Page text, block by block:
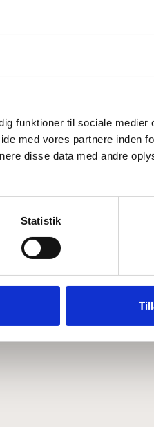
funktioner til sociale medier
med vores partnere inden
disse data med andre
Statistik
i henhold til
Analyser
ABCepos
Podcast